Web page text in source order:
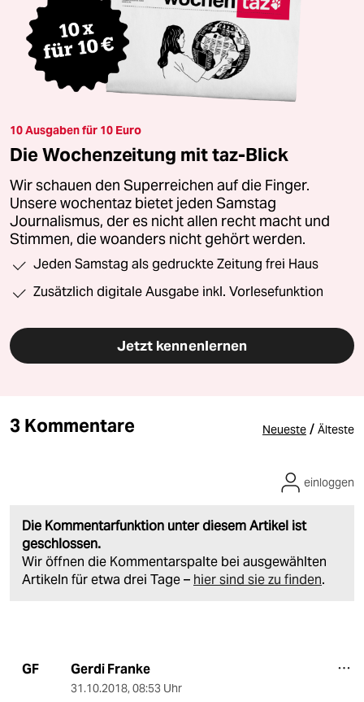
10 Ausgaben für 10 Euro
Die Wochenzeitung mit taz-Blick
Wir schauen den Superreichen auf die Finger.
Unsere wochentaz bietet jeden Samstag
Journalismus, der es nicht allen recht macht und
Stimmen, die woanders nicht gehört werden.
Jeden Samstag als gedruckte Zeitung frei Haus
Zusätzlich digitale Ausgabe inkl. Vorlesefunktion
Jetzt kennenlernen
3 Kommentare Neueste / Älteste
Die Kommentarfunktion unter diesem Artikel ist
geschlossen.
Wir öffnen die Kommentarspalte bei ausgewählten
Artikeln für etwa drei Tage – hier sind sie zu finden.
einloggen
GF Gerdi Franke
31.10.2018, 08:53 Uhr